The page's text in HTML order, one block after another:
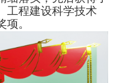
工程建设科学技术
。